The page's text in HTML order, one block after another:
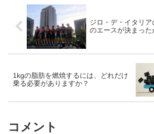
ジロ・デ・イタリ
のエースが決まった
1kgの脂肪を燃焼するには、どれだけ
乗る必要がありますか？
コメント